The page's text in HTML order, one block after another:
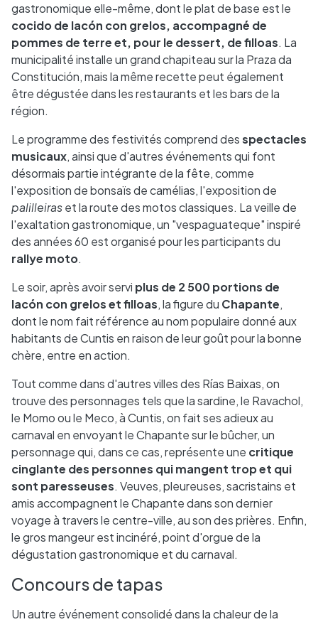
gastronomique elle-même, dont le plat de base est le
cocido de lacón con grelos, accompagné de
pommes de terre et, pour le dessert, de filloas. La
municipalité installe un grand chapiteau sur la Praza da
Constitución, mais la même recette peut également
être dégustée dans les restaurants et les bars de la
région.
Le programme des festivités comprend desspectacles
musicaux, ainsi que d'autres événements qui font
désormais partie intégrante de la fête, comme
l'exposition de bonsaïs de camélias, l'exposition de
palilleiraset la route des motos classiques. La veille de
l'exaltation gastronomique, un "vespaguateque" inspiré
des années 60 est organisé pour les participants du
rallye moto.
Le soir, après avoir servi plus de 2 500 portions de
lacón con grelos et filloas, la figure du Chapante,
dont le nom fait référence au nom populaire donné aux
habitants de Cuntis en raison de leur goût pour la bonne
chère, entre en action.
Tout comme dans d'autres villes des Rías Baixas, on
trouve des personnages tels que la sardine, le Ravachol,
le Momo ou le Meco, à Cuntis, on fait ses adieux au
carnaval en envoyant le Chapante sur le bûcher, un
personnage qui, dans ce cas, représente une critique
cinglante des personnes qui mangent trop et qui
sont paresseuses. Veuves, pleureuses, sacristains et
amis accompagnent le Chapante dans son dernier
voyage à travers le centre-ville, au son des prières. Enfin,
le gros mangeur est incinéré, point d'orgue de la
dégustation gastronomique et du carnaval.
Concours de tapas
Un autre événement consolidé dans la chaleur de la